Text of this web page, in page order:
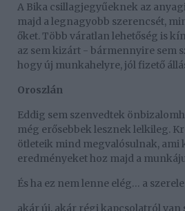
A Bika csillagjegyűeknek az
majd a legnagyobb szerencsét,
őket. Több váratlan lehetőség is
az sem kizárt - bármennyire sem
hogy új munkahelyre, jól fizető
Oroszlán
Eddig sem szenvedtek
még erősebbek lesznek lelkileg.
ötleteik mind megvalósulnak, ami
eredményeket hoz majd a
És ha ez nem lenne elég… a
akár új, akár régi kapcsolatról van